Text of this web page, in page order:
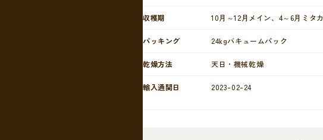
収穫期 10月～12月メイン、4～6月ミタカ
パッキング 24kgバキュームパック
乾燥方法 天日・機械乾燥
輸入通関日 2023-02-24